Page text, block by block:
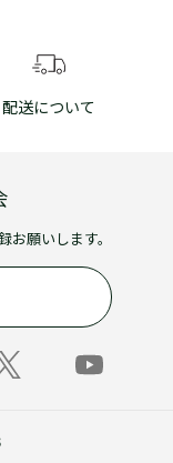
配送について
お願いします。